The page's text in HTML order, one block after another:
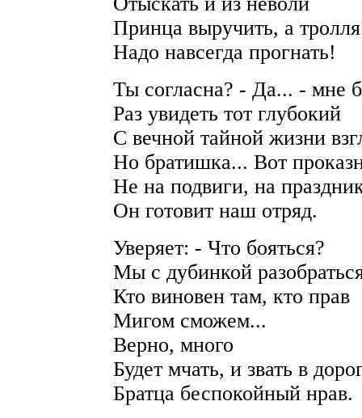
Принца выручить, а тролля
Надо навсегда прогнать!
Ты согласна? - Да... - мне
Раз увидеть тот глубокий
С вечной тайной жизни
Но братишка... Вот
Не на подвиги, на
Он готовит наш отряд.
Уверяет: - Что бояться?
Мы с дубинкой
Кто виновен там, кто прав
Мигом сможем...
Верно, много
Будет мчать, и звать в
Братца беспокойный нрав.